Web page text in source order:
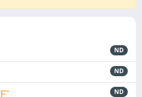
ND
ND
ND